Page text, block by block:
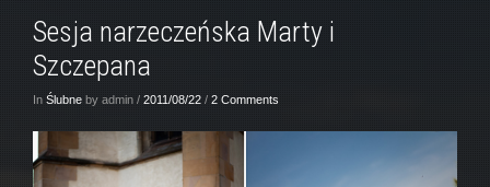
Sesja narzeczeńska Marty i
Szczepana
In Ślubne by admin / 2011/08/22 / 2 Comments